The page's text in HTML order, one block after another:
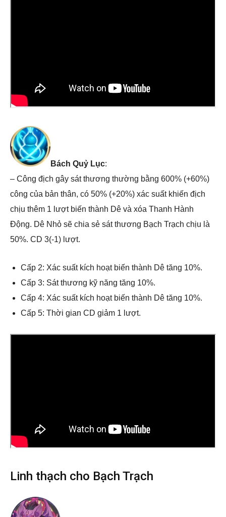
Bách Quỷ Lục:
– Công địch gây sát thương thường bằng 600% (+60%)
công của bản thân, có 50% (+20%) xác suất khiến địch
chịu thêm 1 lượt biến thành Dê và xóa Thanh Hành
Động. Dê Nhỏ sẽ chia sẻ sát thương Bạch Trạch chịu là
50%. CD 3(-1) lượt.
Cấp 2: Xác suất kích hoạt biến thành Dê tăng 10%.
Cấp 3: Sát thương kỹ năng tăng 10%.
Cấp 4: Xác suất kích hoạt biến thành Dê tăng 10%.
Cấp 5: Thời gian CD giảm 1 lượt.
Linh thạch cho Bạch Trạch